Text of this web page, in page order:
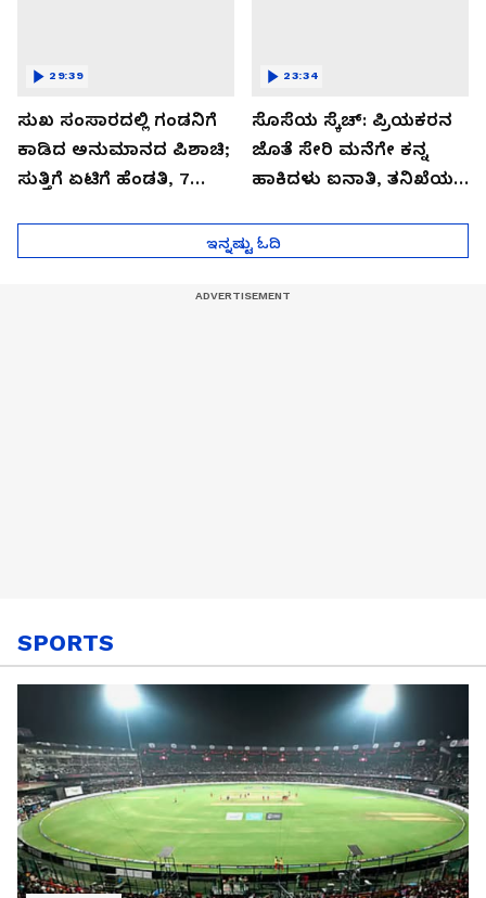
ಸುಖ ಸಂಸಾರದಲ್ಲಿ ಗಂಡನಿಗೆ
ಕಾಡಿದ ಅನುಮಾನದ ಪಿಶಾಚಿ;
ಸುತ್ತಿಗೆ ಏಟಿಗೆ ಹೆಂಡತಿ, 7
29:39
ಸೊಸೆಯ ಸ್ಕೆಚ್: ಪ್ರಿಯಕರನ
ಜೊತೆ ಸೇರಿ ಮನೆಗೇ ಕನ್ನ
ಹಾಕಿದಳು ಐನಾತಿ, ತನಿಖೆಯಲ್ಲಿ
23:34
ಇನ್ನಷ್ಟು ಓದಿ
SPORTS